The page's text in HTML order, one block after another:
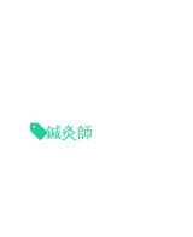
鍼灸師